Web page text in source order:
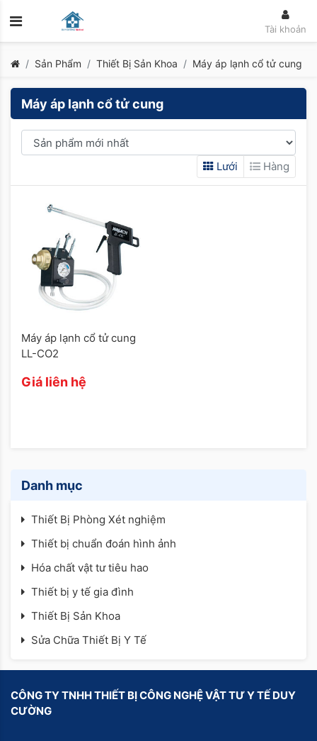
Tài khoản
Sản Phẩm Thiết Bị Sản Khoa Máy áp lạnh cổ tử cung
Máy áp lạnh cổ tử cung
Lưới Hàng
Máy áp lạnh cổ tử cung
LL-CO2
Giá liên hệ
Danh mục
Thiết Bị Phòng Xét nghiệm
Thiết bị chuẩn đoán hình ảnh
Hóa chất vật tư tiêu hao
Thiết bị y tế gia đình
Thiết Bị Sản Khoa
Sửa Chữa Thiết Bị Y Tế
CÔNG TY TNHH THIẾT BỊ CÔNG NGHỆ VẬT TƯ Y TẾ DUY
CƯỜNG